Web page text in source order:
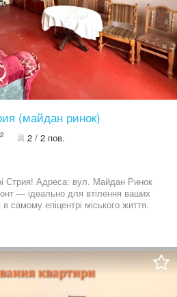
(майдан ринок)
2 2 / 2 пов.
Стрия! Адреса: вул. Майдан Ринок
— ідеально для втілення ваших
самому епіцентрі міського життя.
Переваги: Вигляд на центр міста
просторі кімнати. Вся